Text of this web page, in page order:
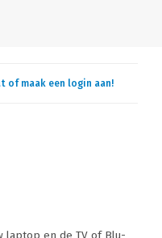
of maak een login aan!
laptop en de TV of Blu-